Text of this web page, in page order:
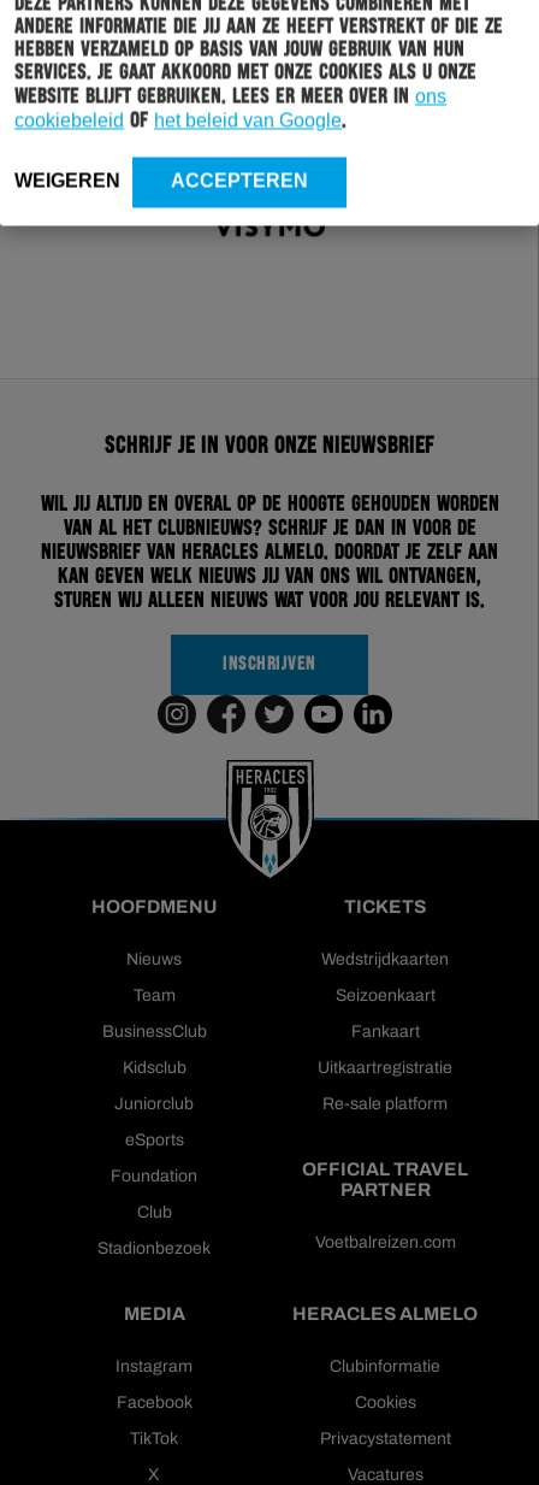
andere informatie die jij aan ze heeft verstrekt of die ze
hebben verzameld op basis van jouw gebruik van hun
services. Je gaat akkoord met onze cookies als u onze
website blijft gebruiken. Lees er meer over in ons
cookiebeleid of het beleid van Google.
WEIGEREN ACCEPTEREN
Schrijf je in voor onze nieuwsbrief
Wil jij altijd en overal op de hoogte gehouden worden
van al het clubnieuws? Schrijf je dan in voor de
nieuwsbrief van Heracles Almelo. Doordat je zelf aan
kan geven welk nieuws jij van ons wil ontvangen,
sturen wij alleen nieuws wat voor jou relevant is.
INSCHRIJVEN
HOOFDMENU
Nieuws
Team
BusinessClub
Kidsclub
Juniorclub
eSports
Foundation
Club
Stadionbezoek
TICKETS
Wedstrijdkaarten
Seizoenkaart
Fankaart
Uitkaartregistratie
Re-sale platform
OFFICIAL TRAVEL
PARTNER
Voetbalreizen.com
MEDIA
Instagram
Facebook
TikTok
X
HERACLES ALMELO
Clubinformatie
Cookies
Privacystatement
Vacatures